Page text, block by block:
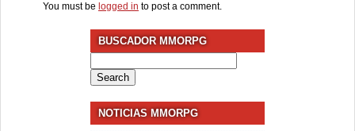
You must be logged in to post a comment.
BUSCADOR MMORPG
for:
NOTICIAS MMORPG